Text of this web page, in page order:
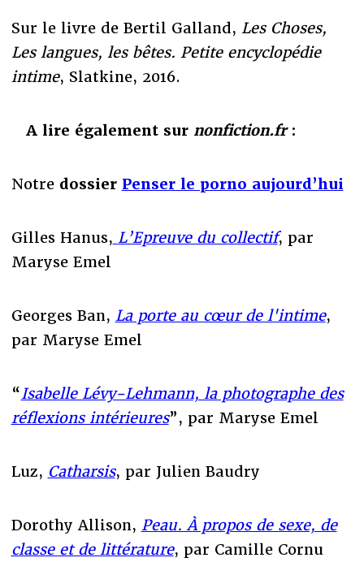
Sur le livre de Bertil Galland, Les Choses,
Les langues, les bêtes. Petite encyclopédie
intime, Slatkine, 2016.
A lire également sur nonfiction.fr :
Notre dossier Penser le porno aujourd’hui
Gilles Hanus, L’Epreuve du collectif, par
Maryse Emel
Georges Ban, La porte au cœur de l'intime,
par Maryse Emel
“Isabelle Lévy-Lehmann, la photographe des
réflexions intérieures”, par Maryse Emel
Luz, Catharsis, par Julien Baudry
Dorothy Allison, Peau. À propos de sexe, de
classe et de littérature, par Camille Cornu